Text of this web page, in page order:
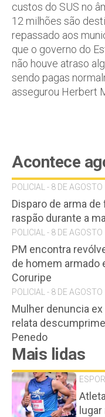
custos do SUS no
12 milhões são
repassado aos
que o governo do
não houve atraso
sendo pagas
assegurou Herbert
Acontece
POLICIAL - 8 DE
Disparo de arma
raspão durante a
POLICIAL - 8 DE
PM encontra
de homem armado
Coruripe
POLICIAL - 8 DE
Mulher denuncia
relata
Penedo
Mais lidas